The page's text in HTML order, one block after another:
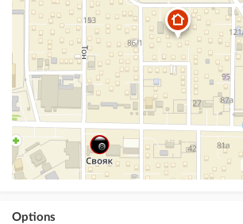
Options